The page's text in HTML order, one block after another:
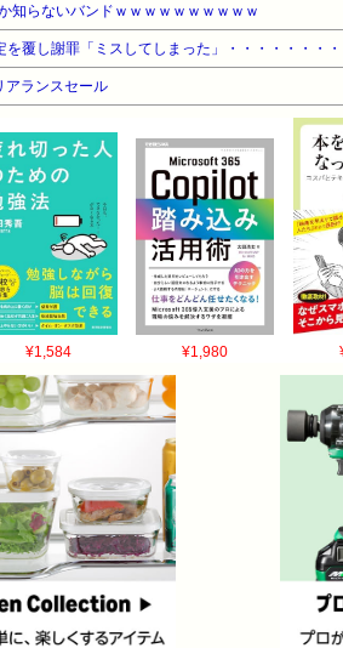
知らないバンドｗｗｗｗｗｗｗｗｗｗ
覆し謝罪「ミスしてしまった」・・・・・・・・
アランスセール
¥1,584 ¥1,980